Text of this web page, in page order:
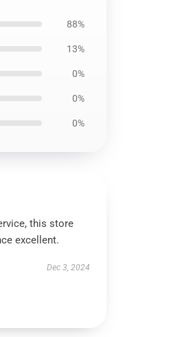
88%
13%
0%
0%
0%
this store
excellent.
Dec 3, 2024